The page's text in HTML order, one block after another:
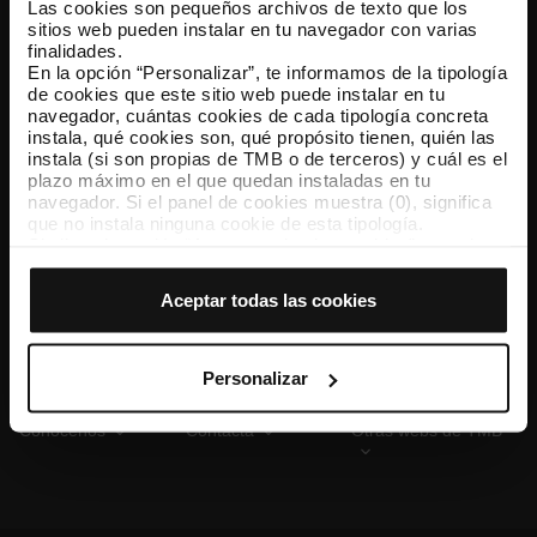
Las cookies son pequeños archivos de texto que los
sitios web pueden instalar en tu navegador con varias
finalidades.
En la opción “Personalizar”, te informamos de la tipología
de cookies que este sitio web puede instalar en tu
navegador, cuántas cookies de cada tipología concreta
instala, qué cookies son, qué propósito tienen, quién las
instala (si son propias de TMB o de terceros) y cuál es el
plazo máximo en el que quedan instaladas en tu
navegador. Si el panel de cookies muestra (0), significa
que no instala ninguna cookie de esta tipología.
que todas estas cookies se instalen en tu navegador.
tipología de cookies permite indicar si quieres que se
instalen o no las cookies de esa clase.
Una vez que hayas marcado tus preferencias, debes
hacer clic en “Seleccionar y configurar”. Así se instalarán
previamente. Te sugerimos que selecciones las cookies
de personalización, porque permiten recordar tus
opciones de navegación (como el idioma) y mejoran tu
Aceptar todas las cookies
Personalizar
TMB App
Descárgate TMB App y compra tus billetes
App Store Google Play
Conócenos Contacta Otras webs de TMB